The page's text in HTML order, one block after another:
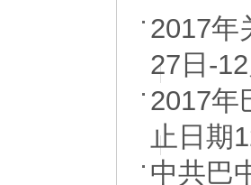
2017年
27日-
2017年
止日期
中共巴